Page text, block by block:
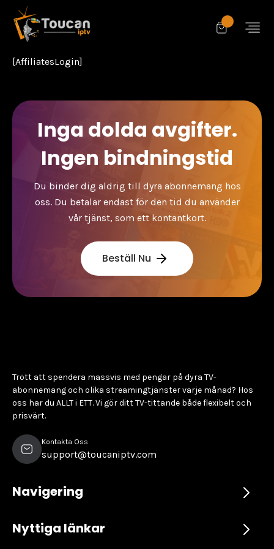
[AffiliatesLogin]
Inga dolda avgifter.
Ingen bindningstid
Du binder dig aldrig till dyra abonnemang hos
oss. Du betalar endast för den tid du använder
vår tjänst, som ett kontantkort.
Beställ Nu
Trött att spendera massvis med pengar på dyra TV-
abonnemang och olika streamingtjänster varje månad? Hos
oss har du ALLT i ETT. Vi gör ditt TV-tittande både flexibelt och
prisvärt.
Kontakta Oss
support@toucaniptv.com
Navigering
Nyttiga länkar